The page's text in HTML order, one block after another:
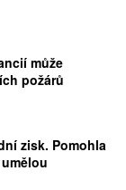
může
požárů
zisk. Pomohla